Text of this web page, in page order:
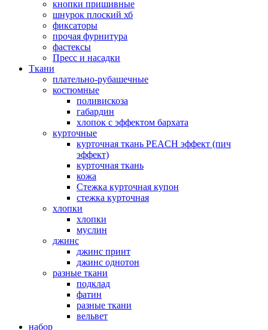
кнопки пришивные
шнурок плоский хб
фиксаторы
прочая фурнитура
фастексы
Пресс и насадки
Ткани
плательно-рубашечные
костюмные
поливискоза
габардин
хлопок с эффектом бархата
курточные
курточная ткань PEACH эффект (пич
эффект)
курточная ткань
кожа
Стежка курточная купон
стежка курточная
хлопки
хлопки
муслин
джинс
джинс принт
джинс однотон
разные ткани
подклад
фатин
разные ткани
вельвет
набор